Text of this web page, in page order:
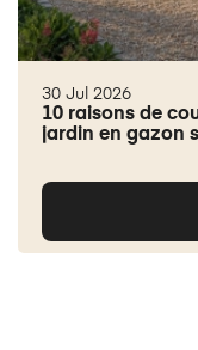
30 Jul 2026
10 raisons de
jardin en gazon